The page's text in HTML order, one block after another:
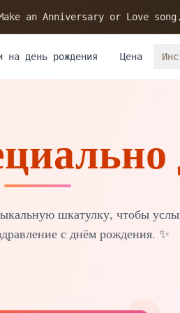
an Anniversary or Love song.
на день рождения Цена
шкатулку, чтобы
с днём рождения. ✨